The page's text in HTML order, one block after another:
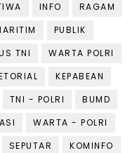
INFO
RAGAM
PUBLIK
TNI
WARTA POLRI
KEPABEAN
TNI - POLRI
BUMD
WARTA - POLRI
SEPUTAR
KOMINFO